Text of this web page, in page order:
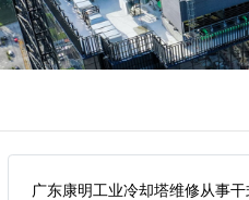
广东康明工业冷却塔维修从事